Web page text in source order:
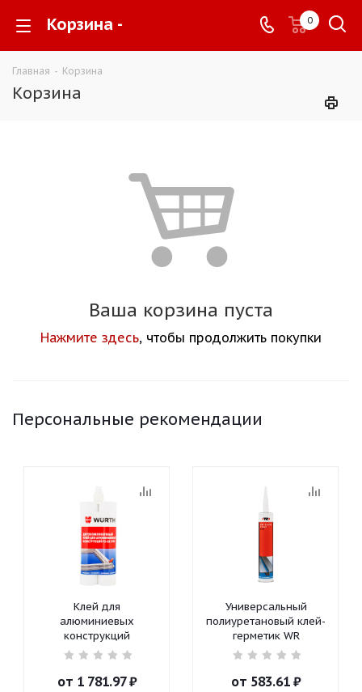
Корзина - 0
Главная - Корзина
Корзина
Ваша корзина пуста
Нажмите здесь, чтобы продолжить покупки
Персональные рекомендации
Клей для
алюминиевых
конструкций
от 1 781.97 ₽
Универсальный
полиуретановый клей-
герметик WR
от 583.61 ₽